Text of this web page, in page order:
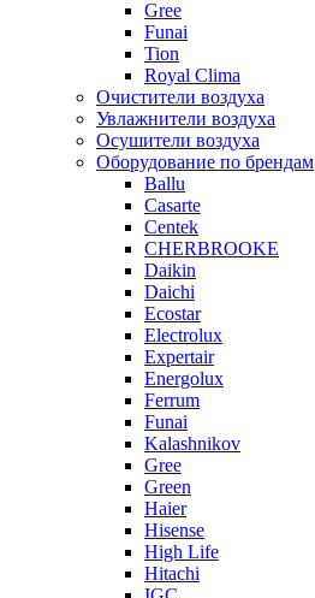
Gree
Funai
Tion
Royal Clima
Очистители воздуха
Увлажнители воздуха
Осушители воздуха
Оборудование по брендам
Ballu
Casarte
Centek
CHERBROOKE
Daikin
Daichi
Ecostar
Electrolux
Expertair
Energolux
Ferrum
Funai
Kalashnikov
Gree
Grеen
Haier
Hisense
High Life
Hitachi